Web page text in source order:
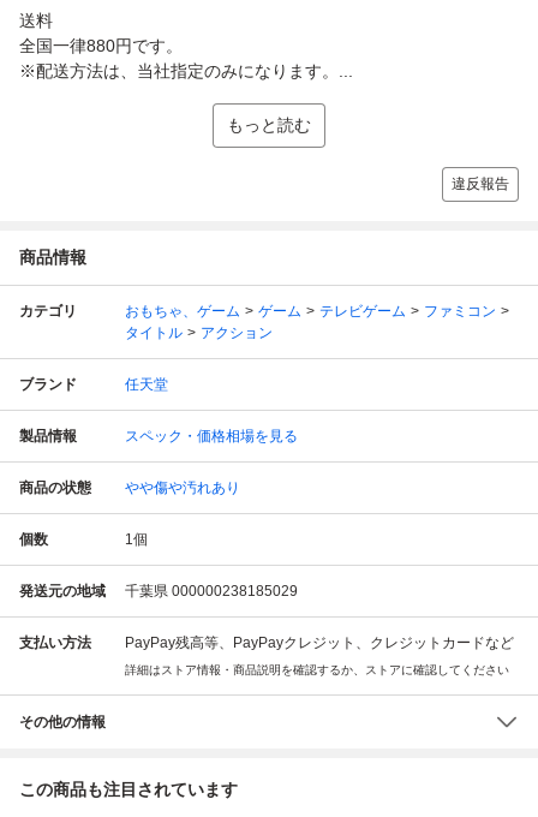
送料
全国一律880円です。
※配送方法は、当社指定のみになります。...
もっと読む
違反報告
商品情報
カテゴリ おもちゃ、ゲーム ゲーム テレビゲーム
ファミコン
タイトル
アクション
ブランド 任天堂
製品情報 スペック・価格相場を見る
商品の状態 やや傷や汚れあり
個数 1個
発送元の地域 千葉県 000000238185029
支払い方法 PayPay残高等、PayPayクレジット、クレジットカードなど
詳細はストア情報・商品説明を確認するか、ストアに確認してください
その他の情報
この商品も注目されています